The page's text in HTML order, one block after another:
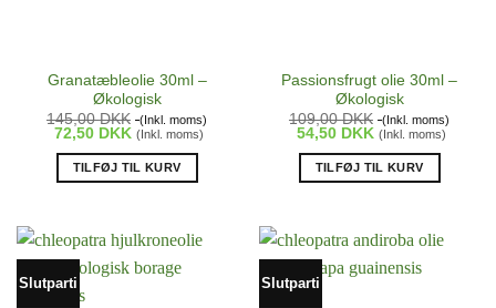
Granatæbleolie 30ml –
Økologisk
145,00DKK (Inkl. moms)
72,50 DKK (Inkl. moms)
TILFØJ TIL KURV
Passionsfrugt olie 30ml –
Økologisk
109,00DKK (Inkl. moms)
54,50 DKK (Inkl. moms)
TILFØJ TIL KURV
Slutparti Slutparti